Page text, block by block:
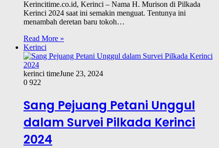
Kerincitime.co.id, Kerinci – Nama H. Murison di Pilkada
Kerinci 2024 saat ini semakin menguat. Tentunya ini
menambah deretan baru tokoh…
Read More »
Kerinci
kerinci timeJune 23, 2024
0 922
Sang Pejuang Petani Unggul
dalam Survei Pilkada Kerinci
2024